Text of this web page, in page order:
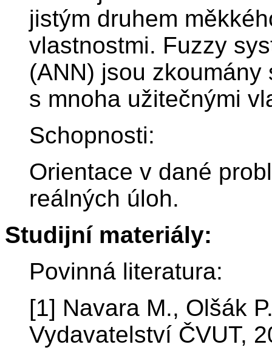
jistým druhem
vlastnostmi. Fuzzy
(ANN) jsou
s mnoha užitečnými
Schopnosti:
Orientace v dané
reálných úloh.
Studijní materiály:
Povinná literatura:
[1] Navara M., Olšák
Vydavatelství ČVUT,